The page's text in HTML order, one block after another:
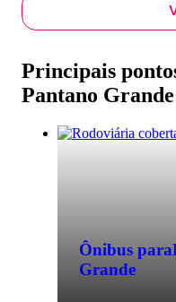
Principais
Pantano
Ônibus para
Grande